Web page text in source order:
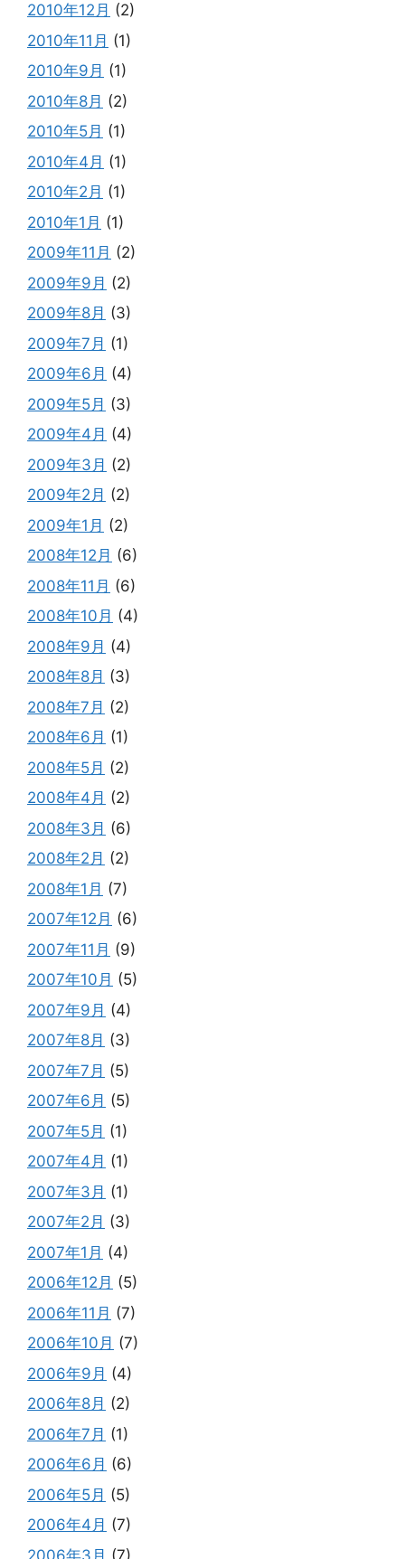
2010年12月 (2)
2010年11月 (1)
2010年9月 (1)
2010年8月 (2)
2010年5月 (1)
2010年4月 (1)
2010年2月 (1)
2010年1月 (1)
2009年11月 (2)
2009年9月 (2)
2009年8月 (3)
2009年7月 (1)
2009年6月 (4)
2009年5月 (3)
2009年4月 (4)
2009年3月 (2)
2009年2月 (2)
2009年1月 (2)
2008年12月 (6)
2008年11月 (6)
2008年10月 (4)
2008年9月 (4)
2008年8月 (3)
2008年7月 (2)
2008年6月 (1)
2008年5月 (2)
2008年4月 (2)
2008年3月 (6)
2008年2月 (2)
2008年1月 (7)
2007年12月 (6)
2007年11月 (9)
2007年10月 (5)
2007年9月 (4)
2007年8月 (3)
2007年7月 (5)
2007年6月 (5)
2007年5月 (1)
2007年4月 (1)
2007年3月 (1)
2007年2月 (3)
2007年1月 (4)
2006年12月 (5)
2006年11月 (7)
2006年10月 (7)
2006年9月 (4)
2006年8月 (2)
2006年7月 (1)
2006年6月 (6)
2006年5月 (5)
2006年4月 (7)
2006年3月 (7)